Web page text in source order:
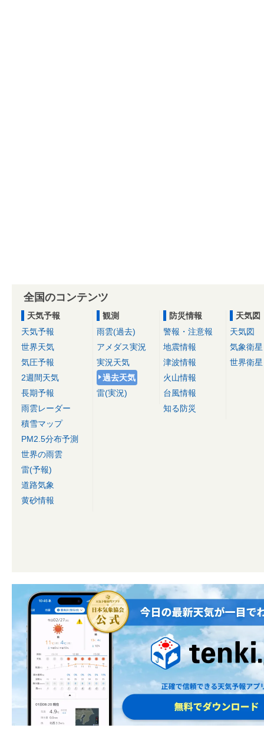
全国のコンテンツ
天気予報
天気予報
世界天気
気圧予報
2週間天気
長期予報
雨雲レーダー
積雪マップ
PM2.5分布予測
世界の雨雲
雷(予報)
道路気象
黄砂情報
観測
雨雲(過去)
アメダス実況
実況天気
過去天気
雷(実況)
防災情報
警報・注意報
地震情報
津波情報
火山情報
台風情報
知る防災
天気図
天気図
気象衛星
世界衛星